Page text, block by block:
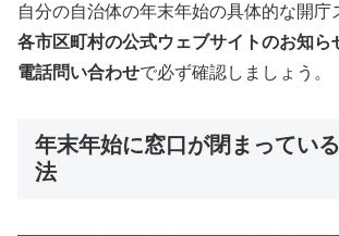
自分の自治体の年末年始の具体的な開庁
各市区町村の公式ウェブサイトのお知ら
電話問い合わせで必ず確認しましょう。
年末年始に窓口が閉まってい
法